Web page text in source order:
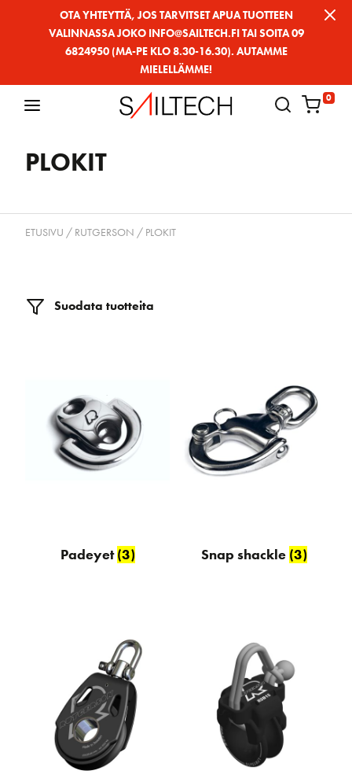
OTA YHTEYTTÄ, JOS TARVITSET APUA TUOTTEEN
VALINNASSA JOKO INFO@SAILTECH.FI TAI SOITA 09
6824950 (MA-PE KLO 8.30-16.30). AUTAMME
MIELELLÄMME!
0
PLOKIT
ETUSIVU / RUTGERSON / PLOKIT
Suodata tuotteita
Padeyet(3) Snap shackle (3)